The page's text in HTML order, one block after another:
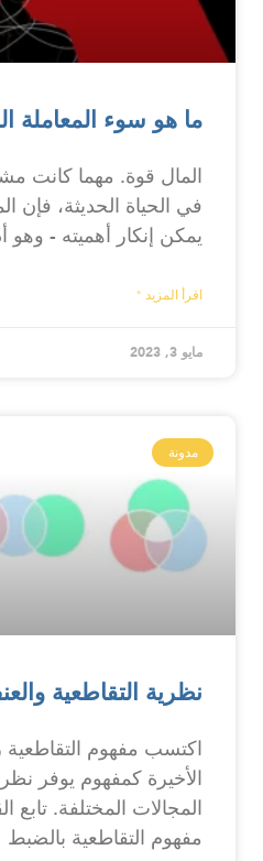
ما هو سوء المعاملة
المال قوة. مهما كانت
في الحياة الحديثة، فإن
يمكن إنكار أهميته - وهو
اقرأ المزيد "
مايو 3, 2023
مدونة
نظرية التقاطعية
اكتسب مفهوم التقاطعية
الأخيرة كمفهوم يوفر
المجالات المختلفة. تابع
مفهوم التقاطعية بالضبط